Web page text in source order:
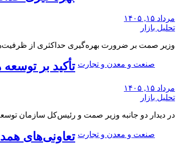
مرداد ۱۵, ۱۴۰۵
تحلیل بازار
وزیر صمت بر ضرورت بهره‌گیری حداکثری از
صنعت و معدن و تجارت تأکید بر
مرداد ۱۵, ۱۴۰۵
تحلیل بازار
در دیدار دو جانبه وزیر صمت و رئیس‌کل سازمان
صنعت و معدن و تجارت تعاونی‌های همدان ۱۹ هزار فرصت شغلی ایجاد